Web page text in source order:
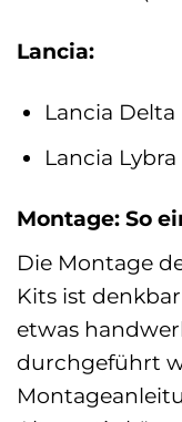
Lancia:
Lancia Delta
Lancia Lybra
Montage: So
Die Montage
Kits ist
etwas
durchgeführt